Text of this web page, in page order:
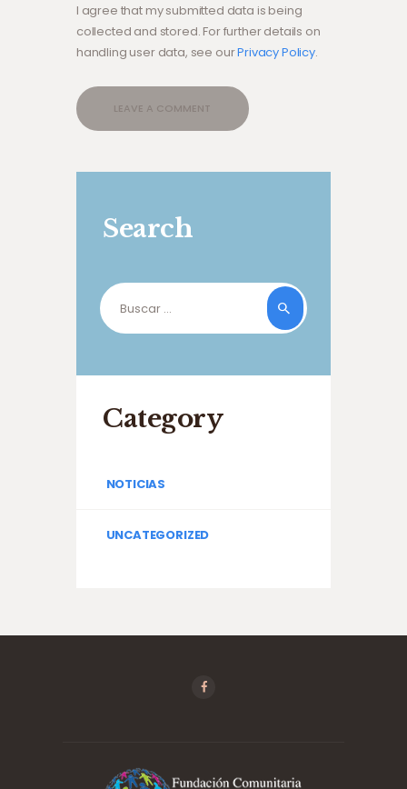
I agree that my submitted data is being
collected and stored. For further details on
handling user data, see ourPrivacy Policy.
Search
Buscar:
Category
NOTICIAS
UNCATEGORIZED